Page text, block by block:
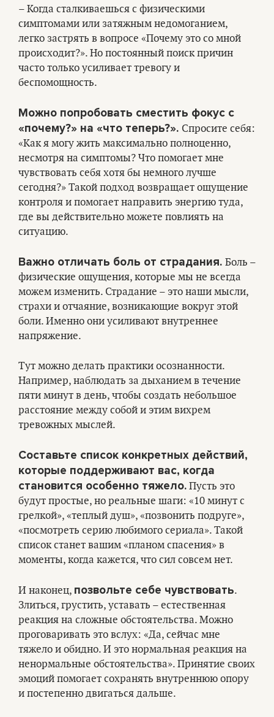
– Когда сталкиваешься с физическими
симптомами или затяжным недомоганием,
легко застрять в вопросе «Почему это со мной
происходит?». Но постоянный поиск причин
часто только усиливает тревогу и
беспомощность.
Можно попробовать сместить фокус с
«почему?» на «что теперь?». Спросите себя:
«Как я могу жить максимально полноценно,
несмотря на симптомы? Что помогает мне
чувствовать себя хотя бы немного лучше
сегодня?» Такой подход возвращает ощущение
контроля и помогает направить энергию туда,
где вы действительно можете повлиять на
ситуацию.
Важно отличать боль от страдания. Боль –
физические ощущения, которые мы не всегда
можем изменить. Страдание – это наши мысли,
страхи и отчаяние, возникающие вокруг этой
боли. Именно они усиливают внутреннее
напряжение.
Тут можно делать практики осознанности.
Например, наблюдать за дыханием в течение
пяти минут в день, чтобы создать небольшое
расстояние между собой и этим вихрем
тревожных мыслей.
Составьте список конкретных действий,
которые поддерживают вас, когда
становится особенно тяжело. Пусть это
будут простые, но реальные шаги: «10 минут с
грелкой», «теплый душ», «позвонить подруге»,
«посмотреть серию любимого сериала». Такой
список станет вашим «планом спасения» в
моменты, когда кажется, что сил совсем нет.
И наконец, позвольте себе чувствовать.
Злиться, грустить, уставать – естественная
реакция на сложные обстоятельства. Можно
проговаривать это вслух: «Да, сейчас мне
тяжело и обидно. И это нормальная реакция на
ненормальные обстоятельства». Принятие своих
эмоций помогает сохранять внутреннюю опору
и постепенно двигаться дальше.